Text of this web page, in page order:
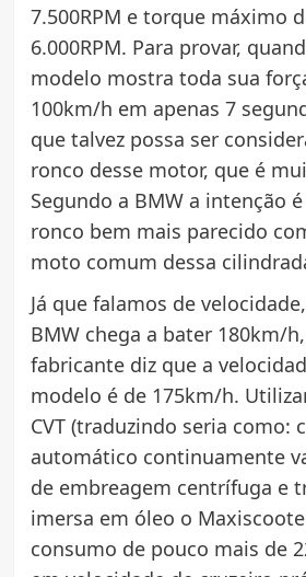
7.500RPM e torque máximo
6.000RPM. Para provar,
modelo mostra toda sua
100km/h em apenas 7
que talvez possa ser
ronco desse motor, que é
Segundo a BMW a intenção
ronco bem mais parecido
moto comum dessa
Já que falamos de
BMW chega a bater 180km/
fabricante diz que a
modelo é de 175km/h.
CVT (traduzindo seria como:
automático continuamente
de embreagem centrífuga e
imersa em óleo o
consumo de pouco mais de